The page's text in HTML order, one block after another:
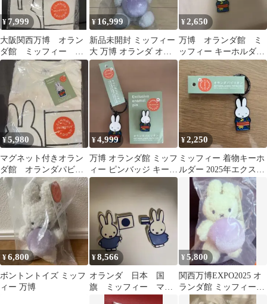
¥7,999
大阪関西万博 オラン
ダ館 ミッフィー T
シャツ L オランダパビ
リオン 限定
¥ 16,999
新品未開封 ミッフィー
大 万博 オランダ オー
ブ ぬいぐるみ
¥2,650
万博 オランダ館 ミ
ッフィー キーホルダ
ー キーリング
¥5,980
マグネット付きオラン
ダ館 オランダパビリ
オン 完全限定 ミッフ
ィー Tシャツ L
¥4,999
万博 オランダ館 ミッフ
ィー ピンバッジ キーホ
ルダーセット 新品未使
¥2,250
ミッフィー 着物キーホ
ルダー 2025年エクスポ
限定
¥6,800
ボントントイズ ミッフ
ィー 万博
¥8,566
オランダ 日本 国
旗 ミッフィー マグ
ネット 陶器 青
¥5,800
関西万博EXPO2025 オ
ランダ館 ミッフィーオ
ーブ キーホルダー